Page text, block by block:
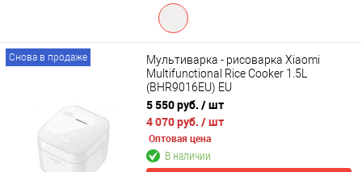
Снова в продаже
Мультиварка - рисоварка Xiaomi
Multifunctional Rice Cooker 1.5L
(BHR9016EU) EU
5 550 руб. / шт
4 070 руб. / шт
Оптовая цена
В наличии